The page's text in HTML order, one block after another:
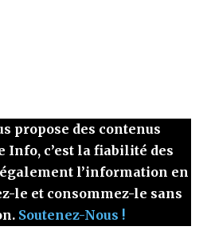
propose des contenus
c’est la fiabilité des
l’information en
le et consommez-le sans
Soutenez-Nous !